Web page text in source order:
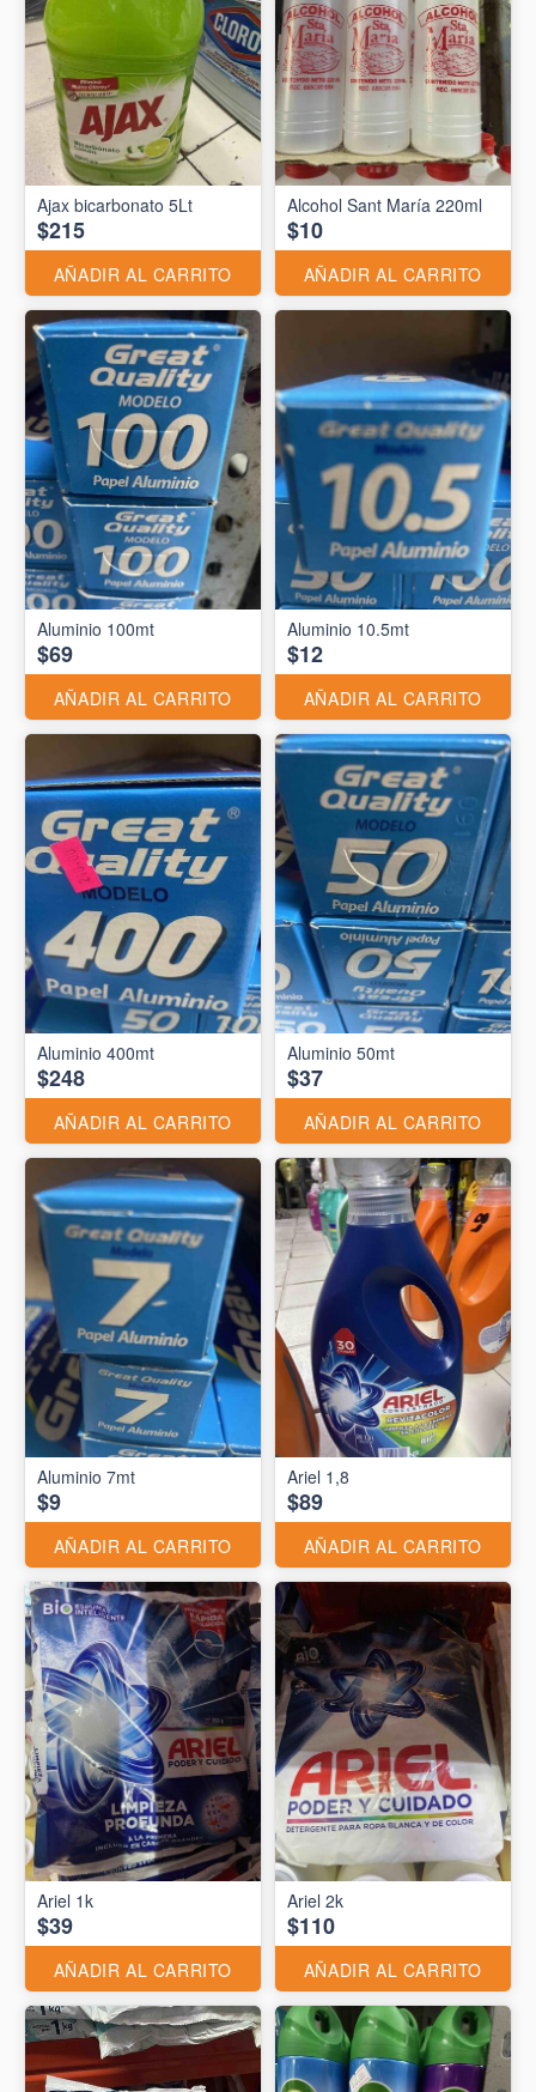
Ajax bicarbonato 5Lt
$215
AÑADIR AL CARRITO
Alcohol Sant María 220ml
$10
AÑADIR AL CARRITO
$69
AÑADIR AL CARRITO
Aluminio 10.5mt
$12
AÑADIR AL CARRITO
Aluminio 400mt
$248
AÑADIR AL CARRITO
Aluminio 50mt
$37
AÑADIR AL CARRITO
Aluminio 7mt
$9
AÑADIR AL CARRITO
Ariel 1,8
$89
AÑADIR AL CARRITO
Ariel 1k
$39
AÑADIR AL CARRITO
Ariel 2k
$110
AÑADIR AL CARRITO